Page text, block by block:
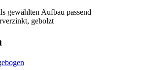
gewählten Aufbau passend
gebolzt